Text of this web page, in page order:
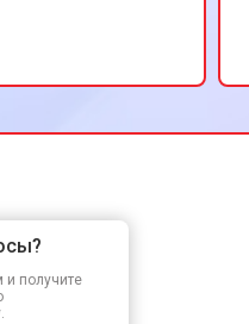
и
ноутбук
Спасибо
и получите